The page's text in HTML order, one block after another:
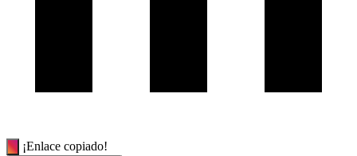
¡Enlace copiado!